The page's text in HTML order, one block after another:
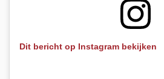
Dit bericht op Instagram bekijken